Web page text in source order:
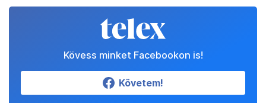
Kövess minket Facebookon is!
Követem!